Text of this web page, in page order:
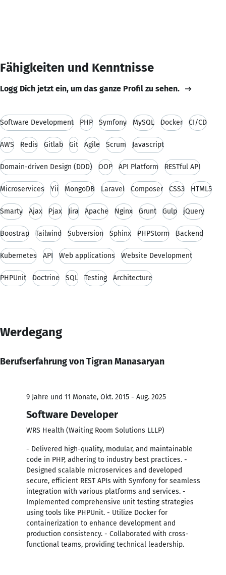
Fähigkeiten und Kenntnisse
Logg Dich jetzt ein, um das ganze Profil zu sehen.
Software Development PHP Symfony MySQL Docker CI/CD
AWS Redis Gitlab Git Agile Scrum Javascript
Domain-driven Design (DDD) OOP API Platform RESTful API
Microservices Yii MongoDB Laravel Composer CSS3 HTML5
Smarty Ajax Pjax Jira Apache Nginx Grunt Gulp jQuery
Boostrap Tailwind Subversion Sphinx PHPStorm Backend
Kubernetes API Web applications Website Development
PHPUnit Doctrine SQL Testing Architecture
Werdegang
Berufserfahrung von Tigran Manasaryan
9 Jahre und 11 Monate, Okt. 2015 - Aug. 2025
Software Developer
WRS Health (Waiting Room Solutions LLLP)
- Delivered high-quality, modular, and maintainable
code in PHP, adhering to industry best practices. -
Designed scalable microservices and developed
secure, efficient REST APIs with Symfony for seamless
integration with various platforms and services. -
Implemented comprehensive unit testing strategies
using tools like PHPUnit. - Utilize Docker for
containerization to enhance development and
production consistency. - Collaborated with cross-
functional teams, providing technical leadership.